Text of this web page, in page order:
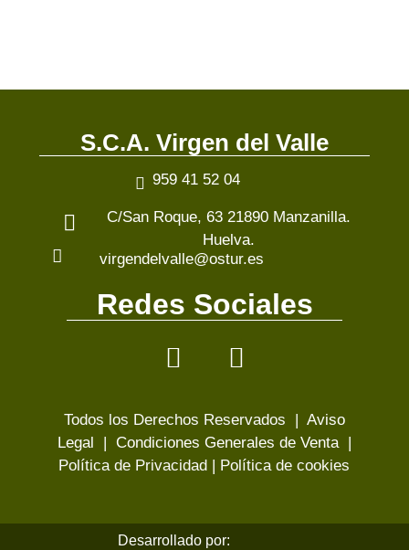
S.C.A. Virgen del Valle
959 41 52 04
C/San Roque, 63 21890 Manzanilla.
Huelva.
virgendelvalle@ostur.es
Redes Sociales
Todos los Derechos Reservados | Aviso
Legal | Condiciones Generales de Venta|
Política de Privacidad | Política de cookies
Desarrollado por: